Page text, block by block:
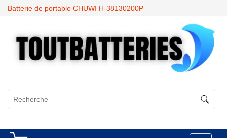
Batterie de portable CHUWI H-38130200P